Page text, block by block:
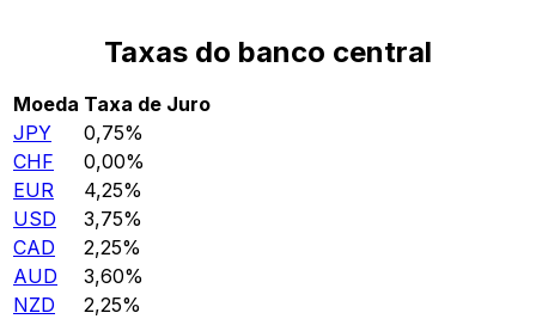
Taxas do banco central
Moeda Taxa de Juro
JPY
0,75%
CHF
0,00%
EUR
4,25%
USD
3,75%
CAD
2,25%
AUD
3,60%
NZD
2,25%